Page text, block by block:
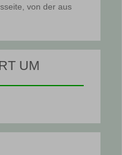
von der aus
UM